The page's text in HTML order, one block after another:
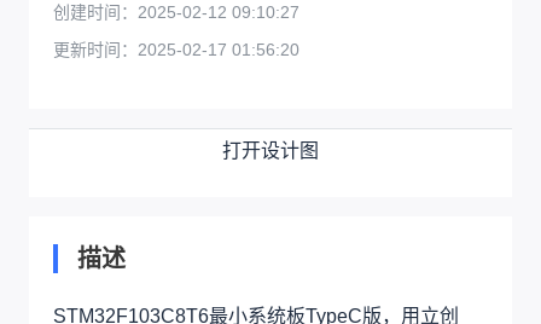
创建时间： 2025-02-12 09:10:27
更新时间： 2025-02-17 01:56:20
打开设计图
描述
STM32F103C8T6最小系统板TypeC版，用立创